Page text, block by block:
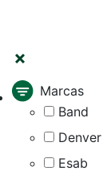
Marcas
Band
Denver
Esab